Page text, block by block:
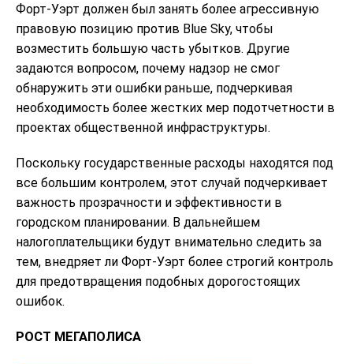
Форт-Уэрт должен был занять более агрессивную
правовую позицию против Blue Sky, чтобы
возместить большую часть убытков. Другие
задаются вопросом, почему надзор не смог
обнаружить эти ошибки раньше, подчеркивая
необходимость более жестких мер подотчетности в
проектах общественной инфраструктуры.
Поскольку государственные расходы находятся под
все большим контролем, этот случай подчеркивает
важность прозрачности и эффективности в
городском планировании. В дальнейшем
налогоплательщики будут внимательно следить за
тем, внедряет ли Форт-Уэрт более строгий контроль
для предотвращения подобных дорогостоящих
ошибок.
РОСТ МЕГАПОЛИСА